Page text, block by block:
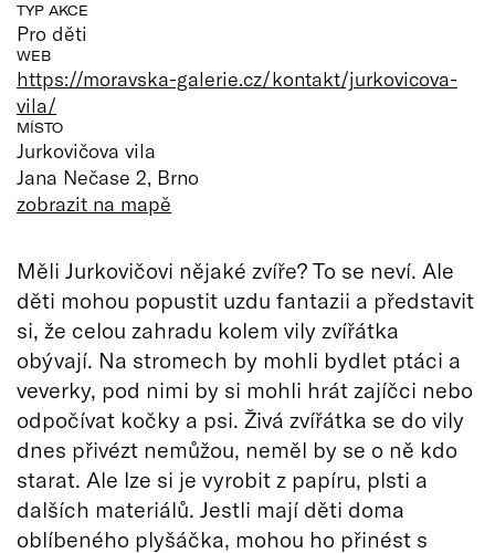
TYP AKCE
Pro děti
WEB
https://moravska-galerie.cz/kontakt/jurkovicova-
vila/
MÍSTO
Jurkovičova vila
Jana Nečase 2, Brno
zobrazit na mapě
Měli Jurkovičovi nějaké zvíře? To se neví. Ale
děti mohou popustit uzdu fantazii a představit
si, že celou zahradu kolem vily zvířátka
obývají. Na stromech by mohli bydlet ptáci a
veverky, pod nimi by si mohli hrát zajíčci nebo
odpočívat kočky a psi. Živá zvířátka se do vily
dnes přivézt nemůžou, neměl by se o ně kdo
starat. Ale lze si je vyrobit z papíru, plsti a
dalších materiálů. Jestli mají děti doma
oblíbeného plyšáčka, mohou ho přinést s